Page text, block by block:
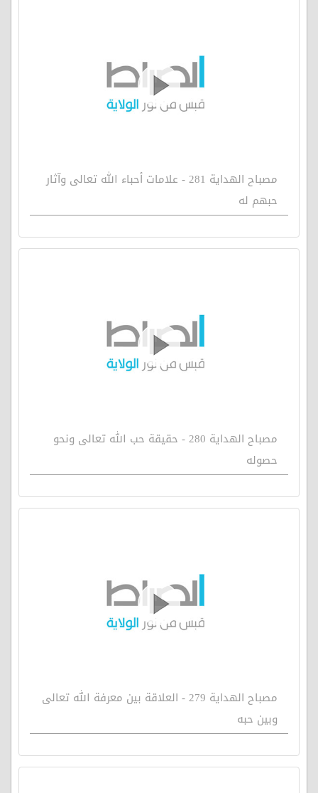
مصباح الهداية 281 - علامات أحباء الله تعالى وآثار
حبهم له
مصباح الهداية 280 - حقيقة حب الله تعالى ونحو
حصوله
مصباح الهداية 279 - العلاقة بين معرفة الله تعالى
وبين حبه